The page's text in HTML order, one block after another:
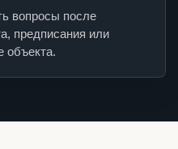
вопросы после
предписания или
объекта.